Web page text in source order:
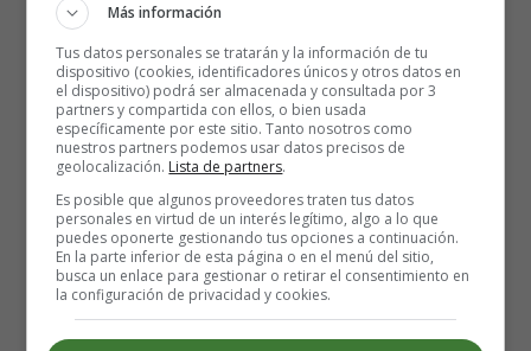
Síndrome de Williams?
El SW se diagnostica generalmente mediante una
combinación de análisis genéticos y evaluaciones
clínicas.El análisis genético busca una eliminación
específica en el cromosoma 7 que es característica del
SW. La evaluación clínica incluye pruebas para detectar
problemas cardíacos, como ecocardiogramas, así como
evaluaciones del desarrollo cognitivo y del lenguaje.
¿Cómo se trata el Síndrome
Más información
Tus datos personales se tratarán y la información de tu
dispositivo (cookies, identificadores únicos y otros datos en
el dispositivo) podrá ser almacenada y consultada por 3
partners y compartida con ellos, o bien usada
específicamente por este sitio. Tanto nosotros como
nuestros partners podemos usar datos precisos de
geolocalización. Lista de partners.
Es posible que algunos proveedores traten tus datos
personales en virtud de un interés legítimo, algo a lo que
puedes oponerte gestionando tus opciones a continuación.
En la parte inferior de esta página o en el menú del sitio,
busca un enlace para gestionar o retirar el consentimiento en
la configuración de privacidad y cookies.